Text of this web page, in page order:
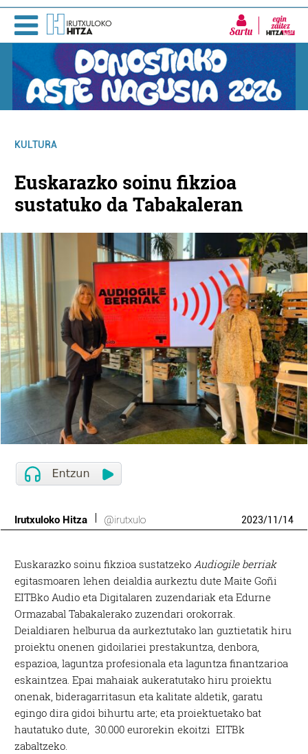
Sartu
KULTURA
Euskarazko soinu fikzioa
sustatuko da Tabakaleran
Irutxuloko Hitza @irutxulo 2023/11/14
Euskarazko soinu fikzioa sustatzekoAudiogile berriak
egitasmoaren lehen deialdia aurkeztu dute Maite Goñi
EITBko Audio eta Digitalaren zuzendariak eta Edurne
Ormazabal Tabakalerako zuzendari orokorrak.
Deialdiaren helburua da aurkeztutako lan guztietatik hiru
proiektu onenen gidoilariei prestakuntza, denbora,
espazioa, laguntza profesionala eta laguntza finantzarioa
eskaintzea. Epai mahaiak aukeratutako hiru proiektu
onenak, bideragarritasun eta kalitate aldetik, garatu
egingo dira gidoi bihurtu arte; eta proiektuetako bat
hautatuko dute, 30.000 eurorekin ekoitzi EITBk
zabaltzeko.